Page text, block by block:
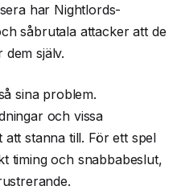
har Nightlords-
såbrutala attacker att de
själv.
sina problem.
och vissa
stanna till. För ett spel
timing och snabbabeslut,